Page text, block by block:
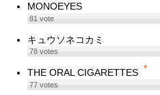
MONOEYES
81vote
キュウソネコカミ
78votes
THE ORAL CIGARETTES *
77votes